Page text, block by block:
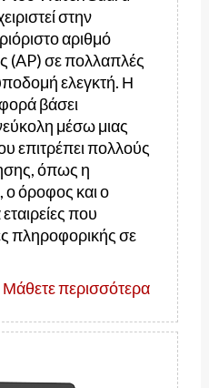
στην
αριθμό
(AP) σε πολλαπλές
ελεγκτή. Η
βάσει
μέσω μιας
επιτρέπει πολλούς
όπως η
ο όροφος και ο
που
πληροφορικής σε
Μάθετε περισσότερα